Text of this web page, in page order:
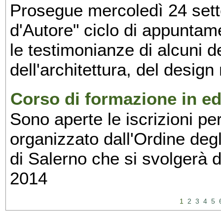
Prosegue mercoledì 24
d'Autore" ciclo di
le testimonianze di alcuni
dell'architettura, del
Corso di formazione in
Sono aperte le iscrizioni
organizzato dall'Ordine
di Salerno che si svolgerà
2014
1 2 3 4 5